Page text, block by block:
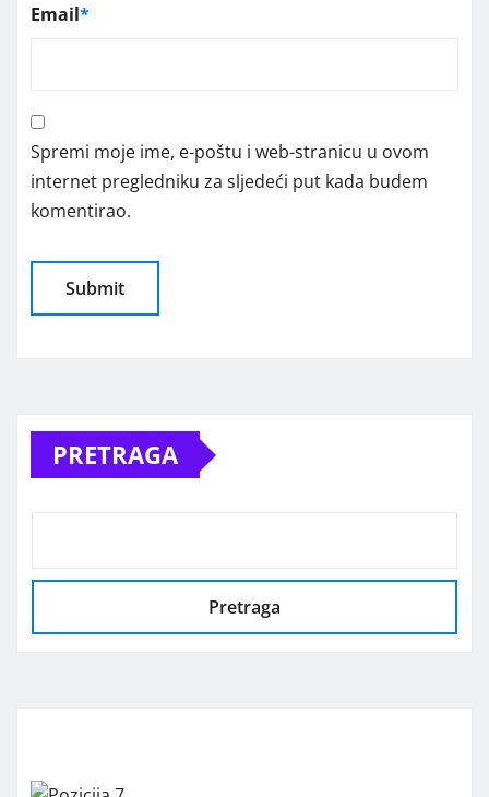
Email*
Spremi moje ime, e-poštu i web-stranicu u ovom
internet pregledniku za sljedeći put kada budem
komentirao.
PRETRAGA
Pretraga